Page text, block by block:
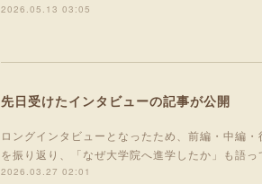
2026.05.13 03:05
先日受けたインタビューの記事が公開
ロングインタビューとなったため、前編・中編
を振り返り、「なぜ大学院へ進学したか」も語
2026.03.27 02:01